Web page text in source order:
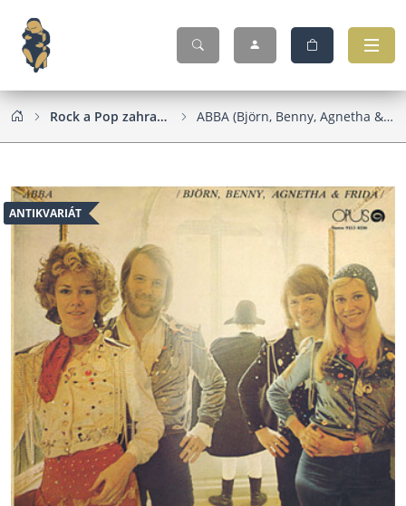
Rock a Pop zahraniční ABBA (Björn, Benny, Agnetha & Frida)
ANTIKVARIÁT